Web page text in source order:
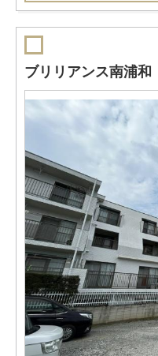
ブリリアンス南浦和